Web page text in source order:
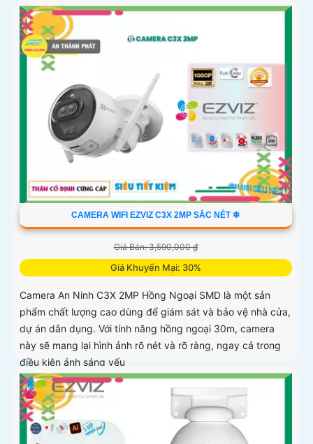
CAMERA WIFI EZVIZ C3X 2MP SẮC NÉT ❇
Giá Bán: 3,590,000 ₫
Giá Khuyến Mại: 30%
Camera An Ninh C3X 2MP Hồng Ngoại SMD là một sản
phẩm chất lượng cao dùng để giám sát và bảo vệ nhà cửa,
dự án dân dụng. Với tính năng hồng ngoại 30m, camera
này sẽ mang lại hình ảnh rõ nét và rõ ràng, ngay cả trong
điều kiện ánh sáng yếu